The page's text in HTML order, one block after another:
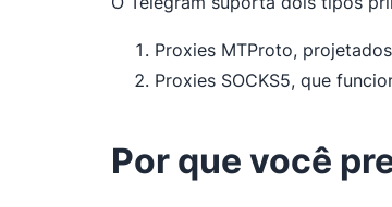
Proxies MTProto,
Proxies SOCKS5, que
Por que você